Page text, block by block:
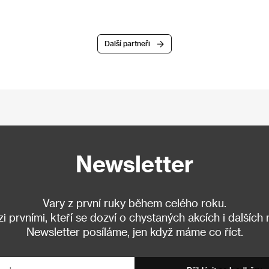
Další partneři
Newsletter
Vary z první ruky během celého roku.
prvními, kteří se dozví o chystaných akcích i dalších
Newsletter posíláme, jen když máme co říct.